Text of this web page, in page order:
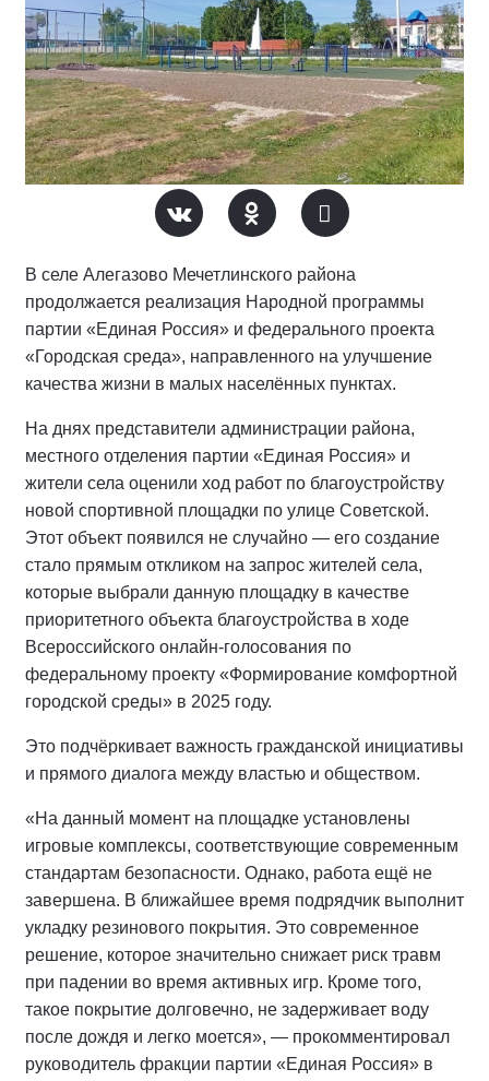
В селе Алегазово Мечетлинского района
продолжается реализация Народной программы
партии «Единая Россия» и федерального проекта
«Городская среда», направленного на улучшение
качества жизни в малых населённых пунктах.
На днях представители администрации района,
местного отделения партии «Единая Россия» и
жители села оценили ход работ по благоустройству
новой спортивной площадки по улице Советской.
Этот объект появился не случайно — его создание
стало прямым откликом на запрос жителей села,
которые выбрали данную площадку в качестве
приоритетного объекта благоустройства в ходе
Всероссийского онлайн-голосования по
федеральному проекту «Формирование комфортной
городской среды» в 2025 году.
Это подчёркивает важность гражданской инициативы
и прямого диалога между властью и обществом.
«На данный момент на площадке установлены
игровые комплексы, соответствующие современным
стандартам безопасности. Однако, работа ещё не
завершена. В ближайшее время подрядчик выполнит
укладку резинового покрытия. Это современное
решение, которое значительно снижает риск травм
при падении во время активных игр. Кроме того,
такое покрытие долговечно, не задерживает воду
после дождя и легко моется», — прокомментировал
руководитель фракции партии «Единая Россия» в